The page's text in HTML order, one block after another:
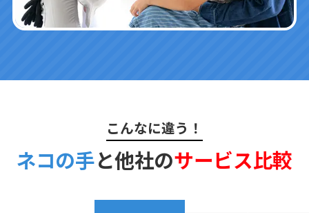
こんなに違う！
ネコの手と他社のサービス比較